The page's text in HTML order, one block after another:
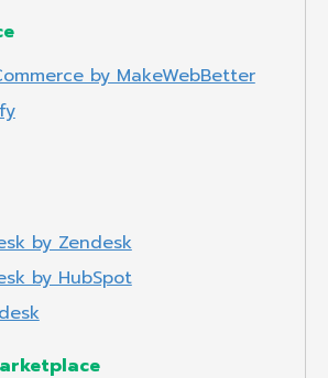
by MakeWebBetter
by Zendesk
by HubSpot